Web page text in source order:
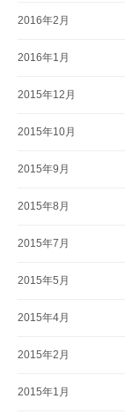
2016年2月
2016年1月
2015年12月
2015年10月
2015年9月
2015年8月
2015年7月
2015年5月
2015年4月
2015年2月
2015年1月